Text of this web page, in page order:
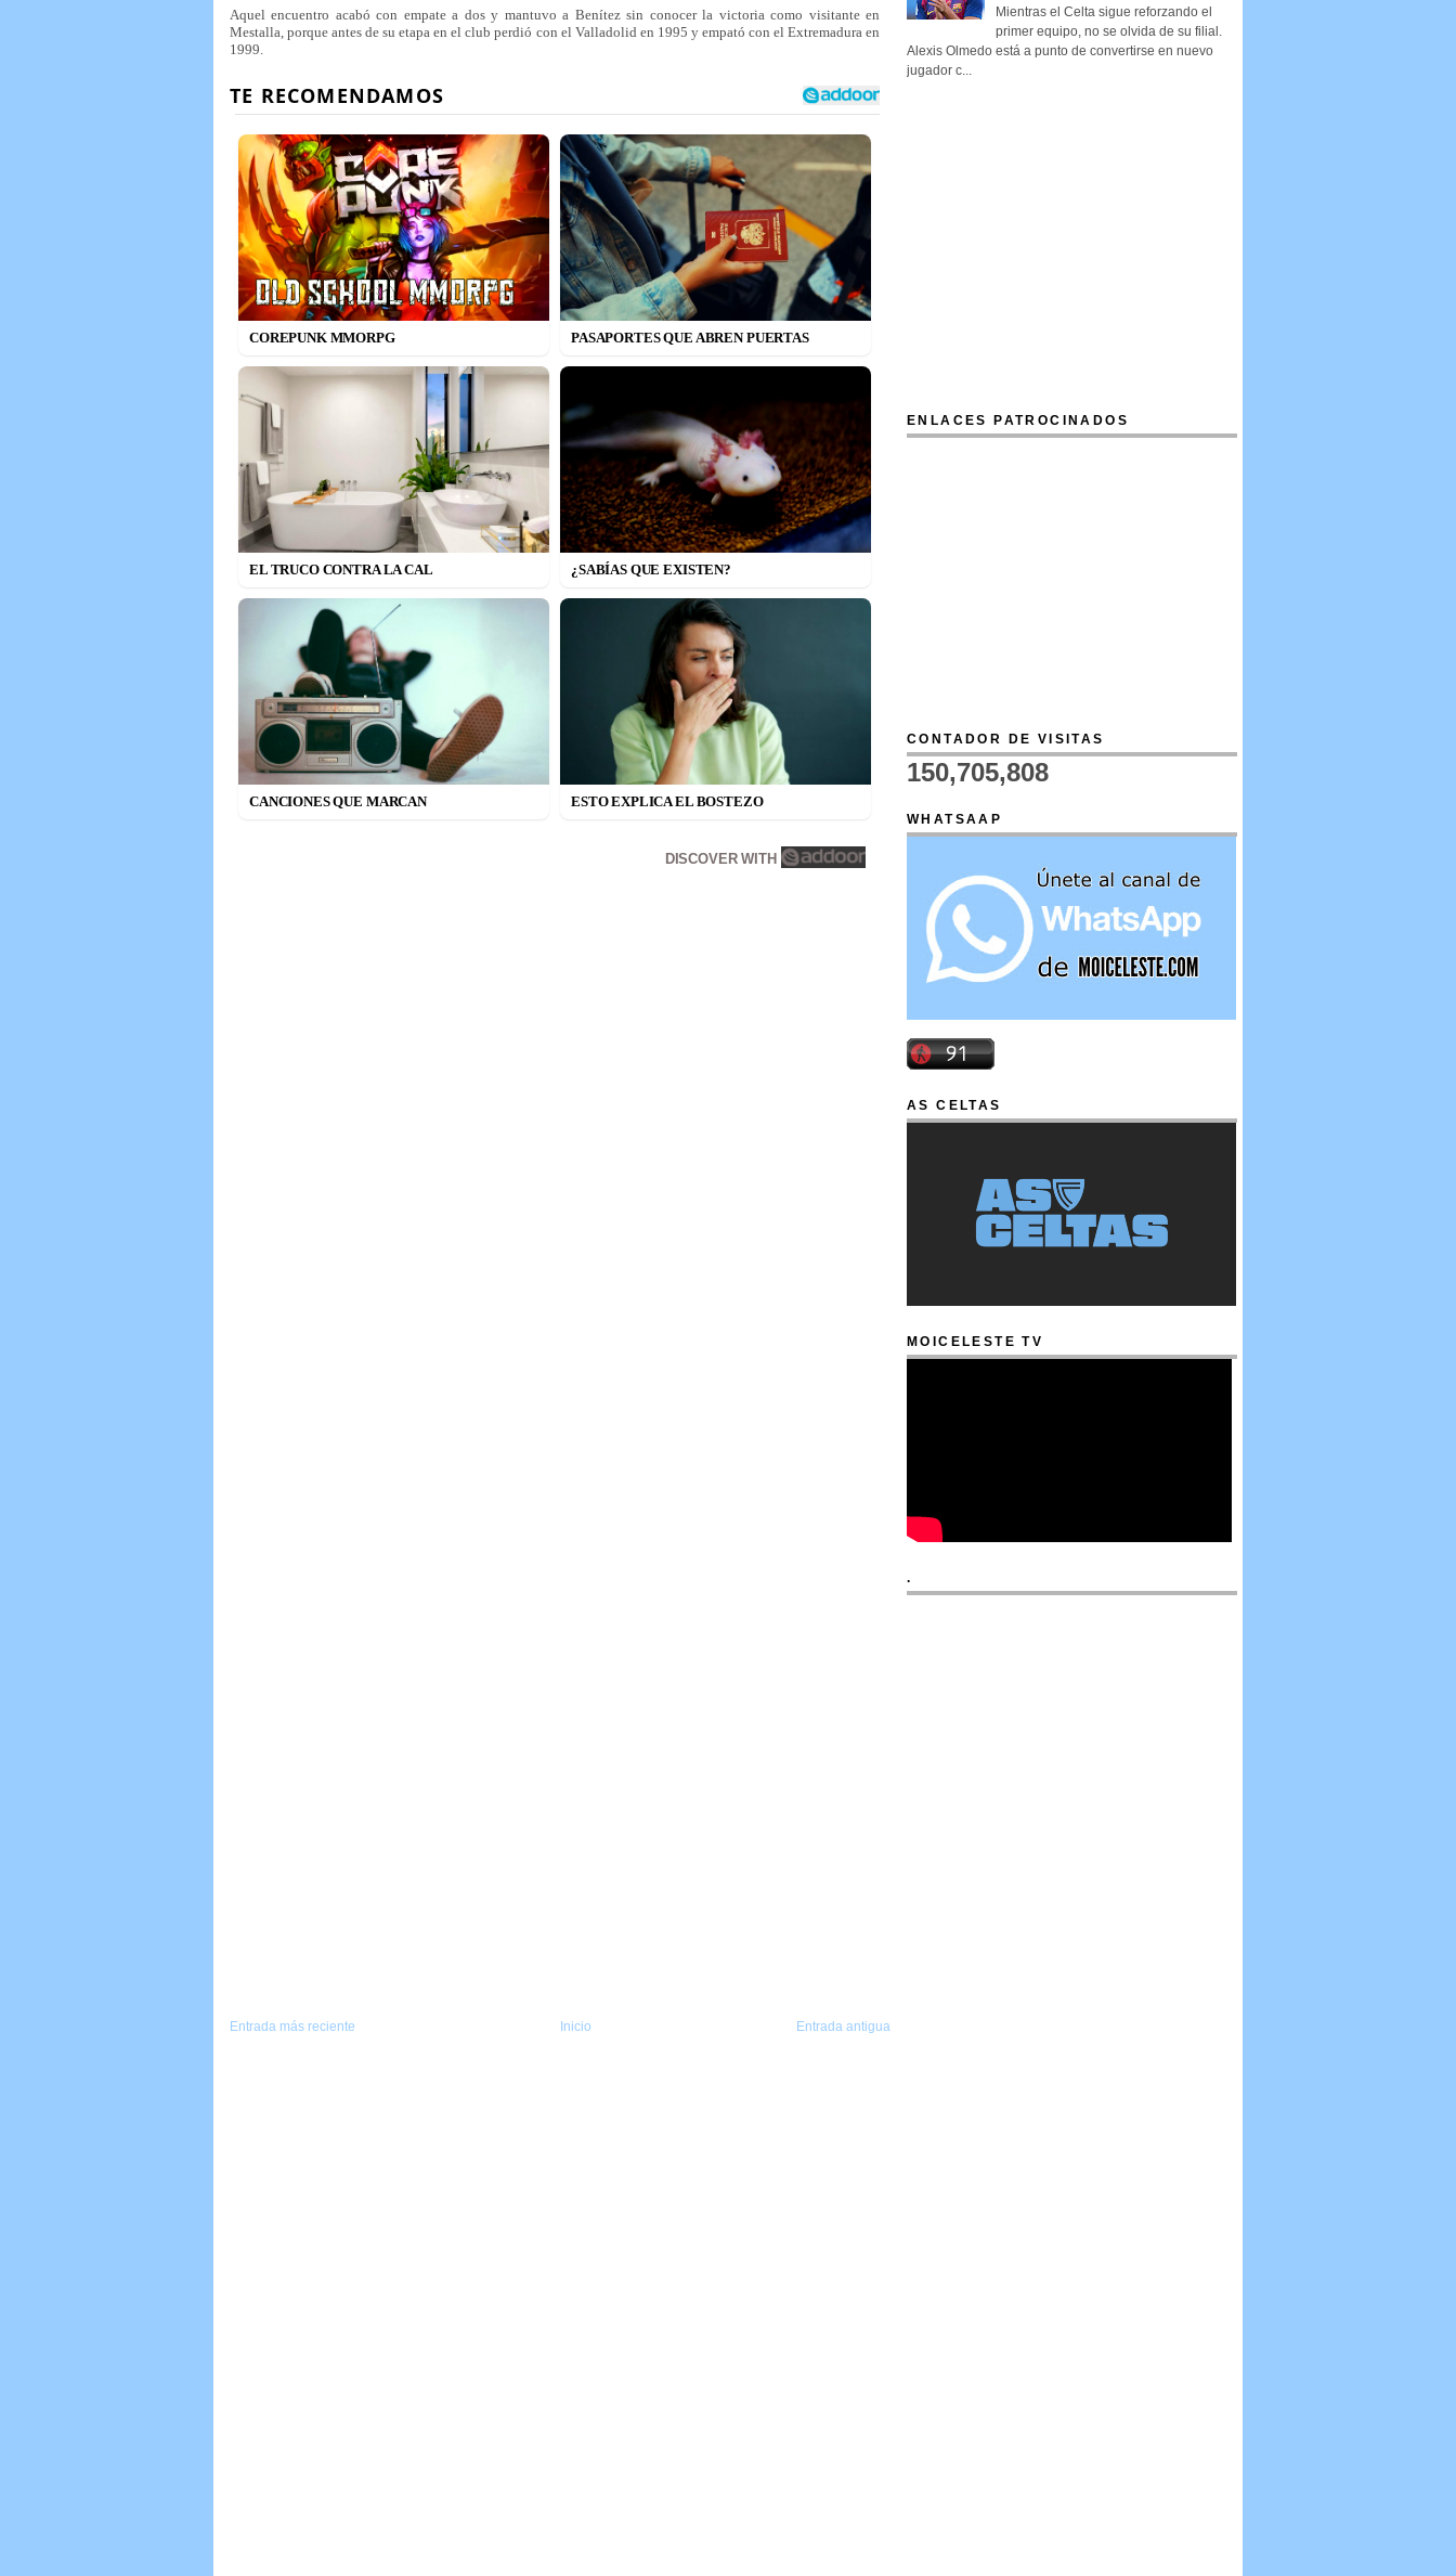
Aquel encuentro acabó con empate a dos y mantuvo a Benítez sin conocer la victoria como visitante en
Mestalla, porque antes de su etapa en el club perdió con el Valladolid en 1995 y empató con el Extremadura en
1999.
COREPUNK MMORPG PASAPORTES QUE ABREN PUERTAS
EL TRUCO CONTRA LA CAL ¿SABÍAS QUE EXISTEN?
CANCIONES QUE MARCAN ESTO EXPLICA EL BOSTEZO
DISCOVER WITH
Entrada más reciente Entrada antigua
Inicio
Mientras el Celta sigue reforzando el
primer equipo, no se olvida de su filial.
Alexis Olmedo está a punto de convertirse en nuevo
jugador c...
ENLACES PATROCINADOS
CONTADOR DE VISITAS
150,705,808
WHATSAAP
AS CELTAS
MOICELESTE TV
.